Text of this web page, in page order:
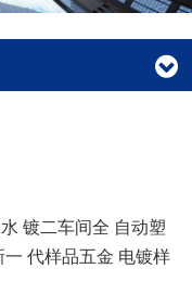
镀二车间全 自动塑
代样品五金 电镀样